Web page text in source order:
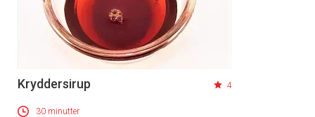
Kryddersirup 4
30 minutter